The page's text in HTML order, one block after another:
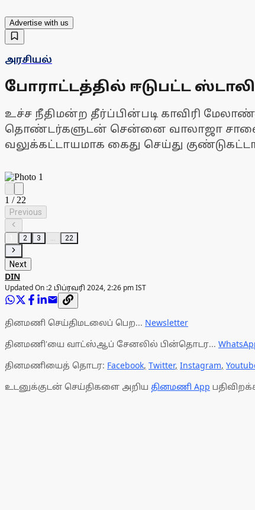
Advertise with us
அரசியல்
போராட்டத்தில் ஈடுபட்ட
உச்ச நீதிமன்ற தீர்ப்பின்படி காவிரி
தொண்டர்களுடன் சென்னை வாலாஜா
வலுக்கட்டாயமாக கைது செய்து
1 / 22
Previous
2 3 22
Next
DIN
Updated On :2 பிப்ரவரி 2024, 2:26 pm IST
தினமணி செய்திமடலைப் பெற... Newsletter
தினமணி'யை வாட்ஸ்ஆப் சேனலில் பின்தொடர...
தினமணியைத் தொடர: Facebook, Twitter, Instagram,
உடனுக்குடன் செய்திகளை அறிய தினமணி App